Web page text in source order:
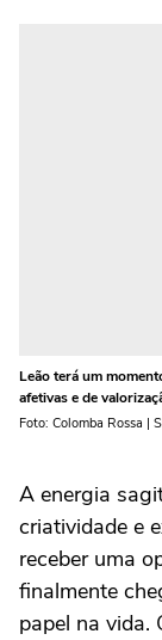
Leão terá um
afetivas e de
Foto: Colomba Rossa |
A energia
criatividade e
receber uma
finalmente
papel na vida.